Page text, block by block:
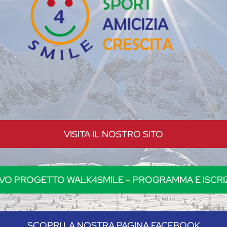
VISITA IL NOSTRO SITO
PROGETTO WALK4SMILE – PROGRAMMA E